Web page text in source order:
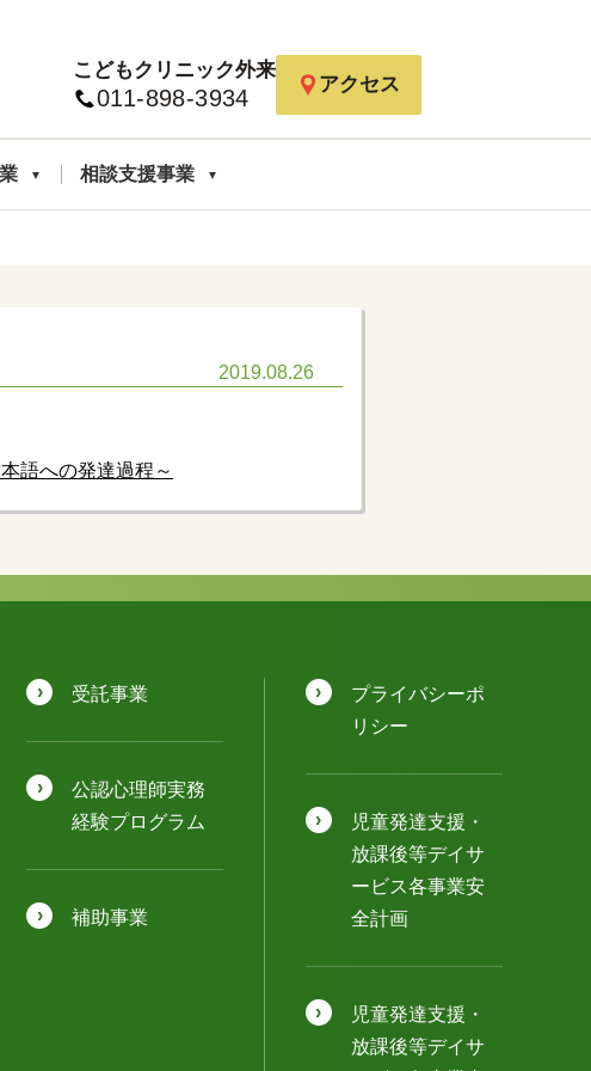
こどもクリニック外来
011-898-3934
アクセス
相談支援事業
2019.08.26
語への発達過程～
受託事業
公認⼼理師実務
経験プログラム
補助事業
プライバシーポ
リシー
児童発達⽀援・
放課後等デイサ
ービス各事業安
全計画
児童発達⽀援・
放課後等デイサ